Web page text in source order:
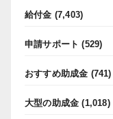
給付金 (7,403)
申請サポート (529)
おすすめ助成金 (741)
大型の助成金 (1,018)